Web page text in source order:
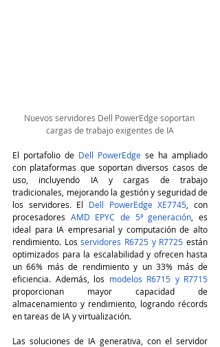
Nuevos servidores Dell PowerEdge soportan
cargas de trabajo exigentes de IA
El portafolio de Dell PowerEdge se ha ampliado
con plataformas que soportan diversos casos de
uso, incluyendo IA y cargas de trabajo
tradicionales, mejorando la gestión y seguridad de
los servidores. El Dell PowerEdge XE7745, con
procesadores AMD EPYC de 5ª generación, es
ideal para IA empresarial y computación de alto
rendimiento. Los servidores R6725 y R7725 están
optimizados para la escalabilidad y ofrecen hasta
un 66% más de rendimiento y un 33% más de
eficiencia. Además, los modelos R6715 y R7715
proporcionan mayor capacidad de
almacenamiento y rendimiento, logrando récords
en tareas de IA y virtualización.